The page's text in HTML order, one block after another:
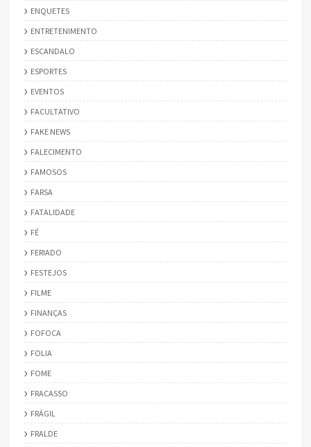
ENQUETES
ENTRETENIMENTO
ESCANDALO
ESPORTES
EVENTOS
FACULTATIVO
FAKE NEWS
FALECIMENTO
FAMOSOS
FARSA
FATALIDADE
FÉ
FERIADO
FESTEJOS
FILME
FINANÇAS
FOFOCA
FOLIA
FOME
FRACASSO
FRÁGIL
FRALDE